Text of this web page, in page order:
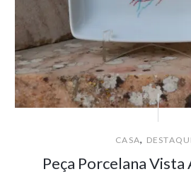
CASA,
Peça Porcelana